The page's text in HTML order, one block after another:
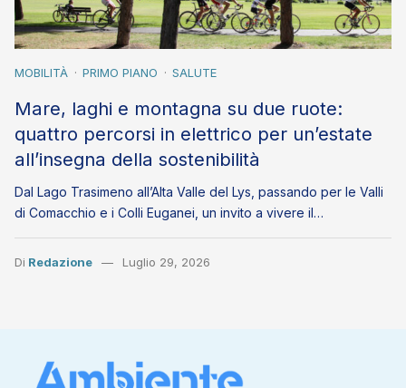
MOBILITÀ PRIMO PIANO SALUTE
Mare, laghi e montagna su due ruote:
quattro percorsi in elettrico per un’estate
all’insegna della sostenibilità
Dal Lago Trasimeno all’Alta Valle del Lys, passando per le Valli
di Comacchio e i Colli Euganei, un invito a vivere il…
Di Redazione Luglio 29, 2026